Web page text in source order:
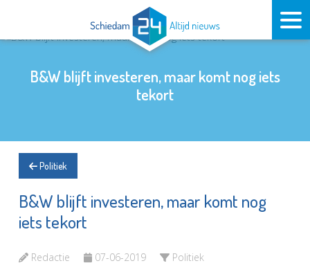
B&W blijft investeren, maar komt nog iets
tekort
Politiek
B&W blijft investeren, maar komt nog
iets tekort
Redactie 07-06-2019 Politiek